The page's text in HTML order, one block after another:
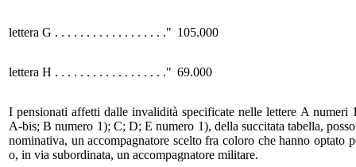
lettera G . . . . . . . . . . . . . . . . . ." 105.000
lettera H . . . . . . . . . . . . . . . . . ." 69.000
I pensionati affetti dalle invalidità specificate nelle lettere A numeri
A-bis; B numero 1); C; D; E numero 1), della succitata tabella,
nominativa, un accompagnatore scelto fra coloro che hanno optato
o, in via subordinata, un accompagnatore militare.